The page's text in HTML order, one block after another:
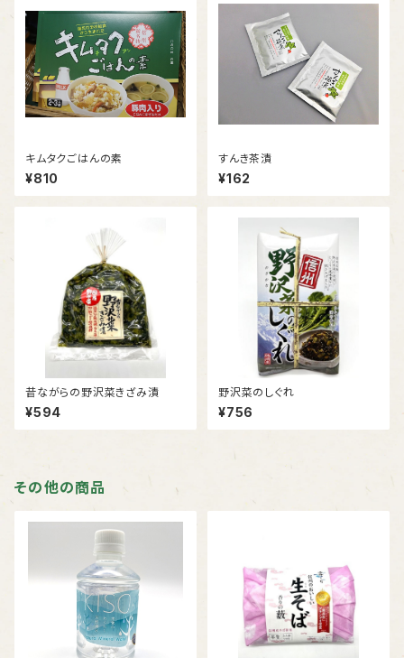
キムタクごはんの素
¥810
すんき茶漬
¥162
昔ながらの野沢菜きざみ漬
¥594
野沢菜のしぐれ
¥756
その他の商品